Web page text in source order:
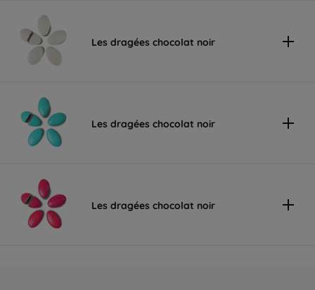
Les dragées chocolat noir
Les dragées chocolat noir
Les dragées chocolat noir